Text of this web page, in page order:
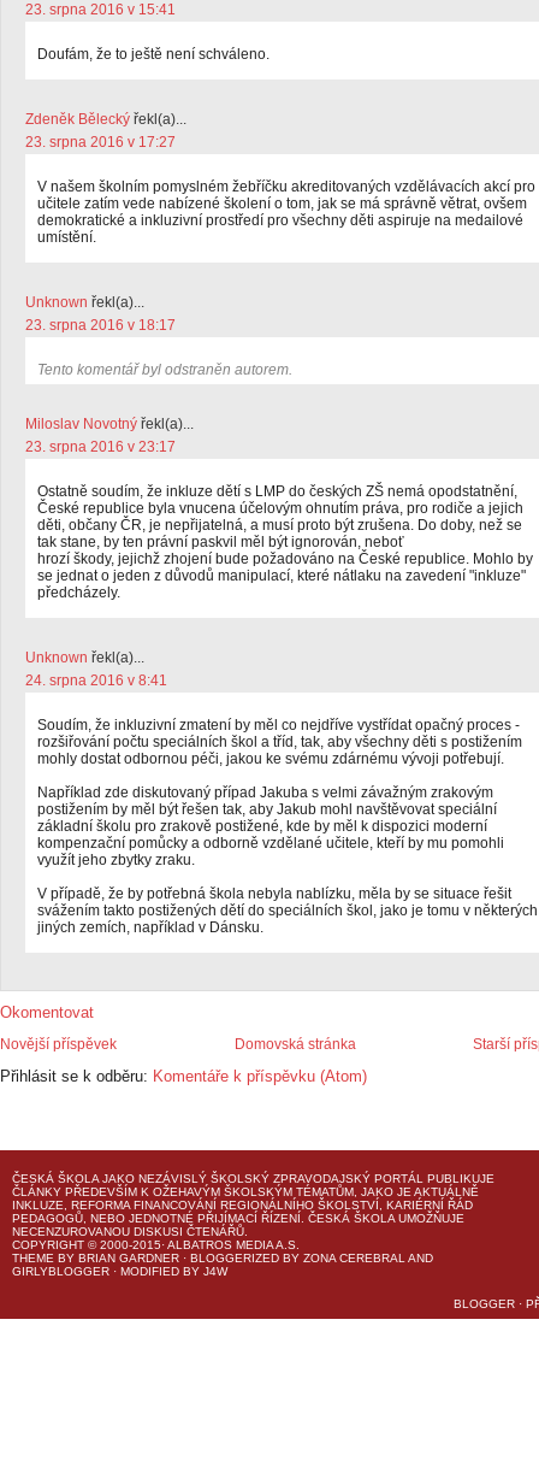
23. srpna 2016 v 15:41
Doufám, že to ještě není schváleno.
Zdeněk Bělecký řekl(a)...
23. srpna 2016 v 17:27
V našem školním pomyslném žebříčku akreditovaných vzdělávacích akcí pro
učitele zatím vede nabízené školení o tom, jak se má správně větrat, ovšem
demokratické a inkluzivní prostředí pro všechny děti aspiruje na medailové
umístění.
Unknown řekl(a)...
23. srpna 2016 v 18:17
Tento komentář byl odstraněn autorem.
Miloslav Novotný řekl(a)...
23. srpna 2016 v 23:17
Ostatně soudím, že inkluze dětí s LMP do českých ZŠ nemá opodstatnění,
České republice byla vnucena účelovým ohnutím práva, pro rodiče a jejich
děti, občany ČR, je nepřijatelná, a musí proto být zrušena. Do doby, než se
tak stane, by ten právní paskvil měl být ignorován, neboť
hrozí škody, jejichž zhojení bude požadováno na České republice. Mohlo by
se jednat o jeden z důvodů manipulací, které nátlaku na zavedení "inkluze"
předcházely.
Unknown řekl(a)...
24. srpna 2016 v 8:41
Soudím, že inkluzivní zmatení by měl co nejdříve vystřídat opačný proces -
rozšiřování počtu speciálních škol a tříd, tak, aby všechny děti s postižením
mohly dostat odbornou péči, jakou ke svému zdárnému vývoji potřebují.
Například zde diskutovaný případ Jakuba s velmi závažným zrakovým
postižením by měl být řešen tak, aby Jakub mohl navštěvovat speciální
základní školu pro zrakově postižené, kde by měl k dispozici moderní
kompenzační pomůcky a odborně vzdělané učitele, kteří by mu pomohli
využít jeho zbytky zraku.
V případě, že by potřebná škola nebyla nablízku, měla by se situace řešit
svážením takto postižených dětí do speciálních škol, jako je tomu v některých
jiných zemích, například v Dánsku.
Okomentovat
Novější příspěvek Starší
Domovská stránka
Přihlásit se k odběru: Komentáře k příspěvku (Atom)
ČESKÁ ŠKOLA JAKO NEZÁVISLÝ ŠKOLSKÝ ZPRAVODAJSKÝ PORTÁL PUBLIKUJE
ČLÁNKY PŘEDEVŠÍM K OŽEHAVÝM ŠKOLSKÝM TÉMATŮM, JAKO JE AKTUÁLNĚ
INKLUZE, REFORMA FINANCOVÁNÍ REGIONÁLNÍHO ŠKOLSTVÍ, KARIÉRNÍ ŘÁD
PEDAGOGŮ, NEBO JEDNOTNÉ PŘIJÍMACÍ ŘÍZENÍ. ČESKÁ ŠKOLA UMOŽŇUJE
NECENZUROVANOU DISKUSI ČTENÁŘŮ.
COPYRIGHT © 2000-2015· ALBATROS MEDIA A.S.
THEME BY BRIAN GARDNER · BLOGGERIZED BY ZONA CEREBRAL AND
GIRLYBLOGGER · MODIFIED BY J4W
BLOGGER ·